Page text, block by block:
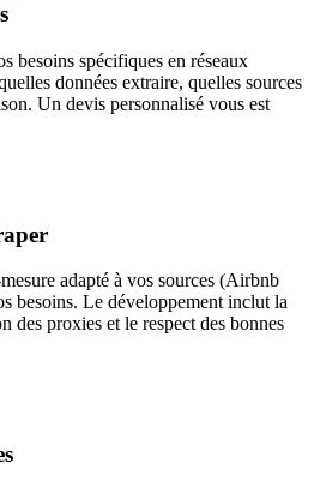
besoins spécifiques en réseaux
données extraire, quelles sources
Un devis personnalisé vous est
adapté à vos sources (Airbnb
besoins. Le développement inclut la
des proxies et le respect des bonnes